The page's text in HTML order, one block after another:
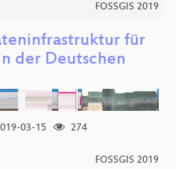
FOSSGIS 2019
für
der Deutschen
03-15
274
FOSSGIS 2019